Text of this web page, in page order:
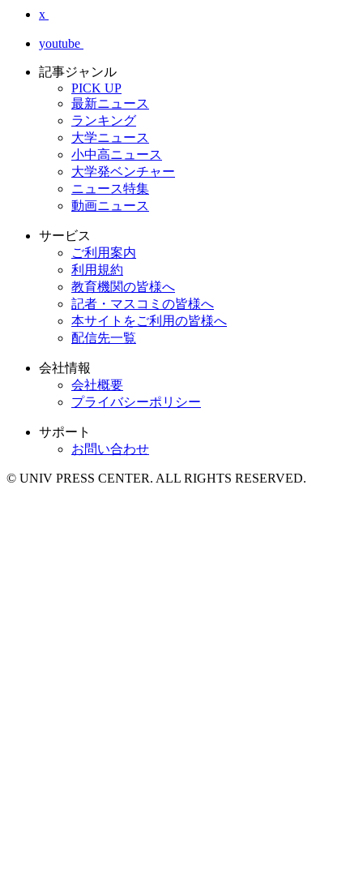
x
youtube
記事ジャンル
PICK UP
最新ニュース
ランキング
大学ニュース
小中高ニュース
大学発ベンチャー
ニュース特集
動画ニュース
サービス
ご利用案内
利用規約
教育機関の皆様へ
記者・マスコミの皆様へ
本サイトをご利用の皆様へ
配信先一覧
会社情報
会社概要
プライバシーポリシー
サポート
お問い合わせ
© UNIV PRESS CENTER. ALL RIGHTS RESERVED.